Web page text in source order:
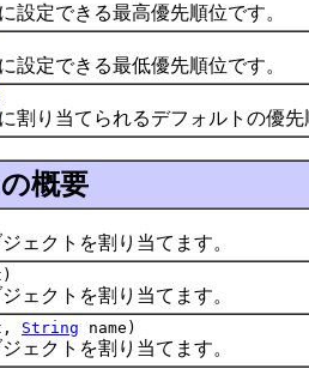
定できる最高優先順位です。
定できる最低優先順位です。
当てられるデフォルトの優先
概要
ェクトを割り当てます。
ェクトを割り当てます。
String name)
ェクトを割り当てます。